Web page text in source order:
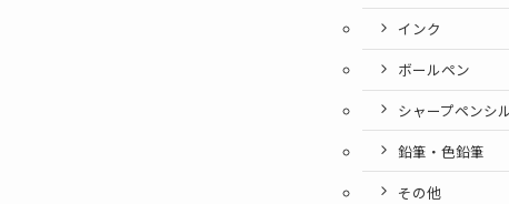
インク
ボールペン
シャープペンシ
鉛筆・色鉛筆
その他